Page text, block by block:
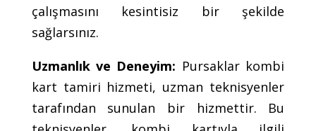
çalışmasını kesintisiz bir şekilde
sağlarsınız.
Uzmanlık ve Deneyim: Pursaklar kombi
kart tamiri hizmeti, uzman teknisyenler
tarafından sunulan bir hizmettir. Bu